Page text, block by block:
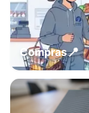
Compras📍